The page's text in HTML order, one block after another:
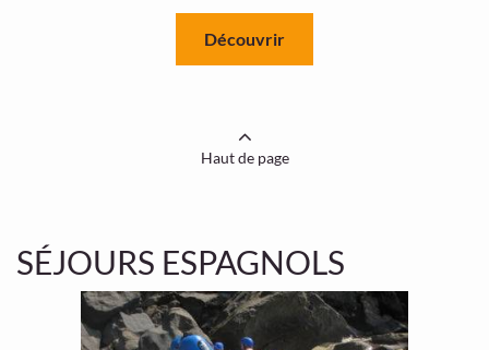
Découvrir
Haut de page
SÉJOURS ESPAGNOLS